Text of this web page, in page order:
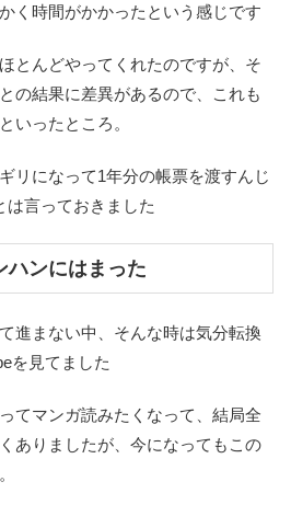
く時間がかかったという感じです
とんどやってくれたのですが、そ
の結果に差異があるので、これも
いったところ。
リになって1年分の帳票を渡すんじ
は言っておきました
ハンにはまった
進まない中、そんな時は気分転換
を見てました
てマンガ読みたくなって、結局全
ありましたが、今になってもこの